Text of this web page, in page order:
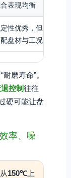
表现均衡
性优秀，但需
配盘材与工况
磨寿命”。
控制往往
硬可能让盘
率、噪
150℃ 上